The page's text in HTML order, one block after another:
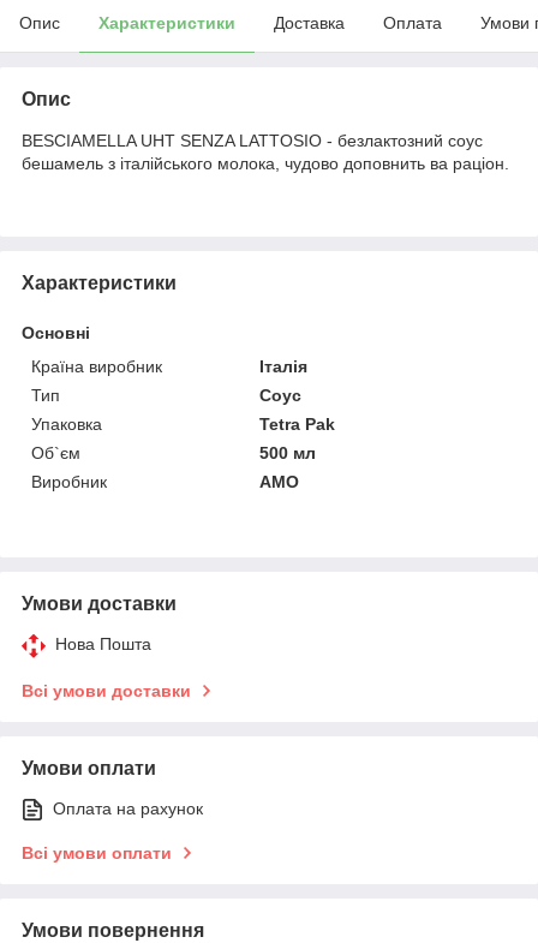
Опис Характеристики Доставка Оплата Умови
Опис
BESCIAMELLA UHT SENZA LATTOSIO - безлактозний соус
бешамель з італійського молока, чудово доповнить ва раціон.
Характеристики
Основні
Країна виробник
Італія
Тип
Соус
Упаковка
Tetra Pak
Об`єм
500 мл
Виробник
AMO
Умови доставки
Нова Пошта
Всі умови доставки
Умови оплати
Оплата на рахунок
Всі умови оплати
Умови повернення